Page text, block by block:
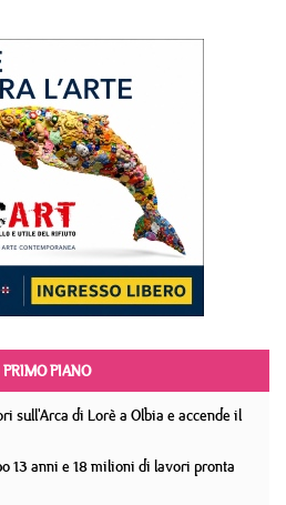
PIANO
sull'Arca di Lorè a Olbia e accende il
13 anni e 18 milioni di lavori pronta